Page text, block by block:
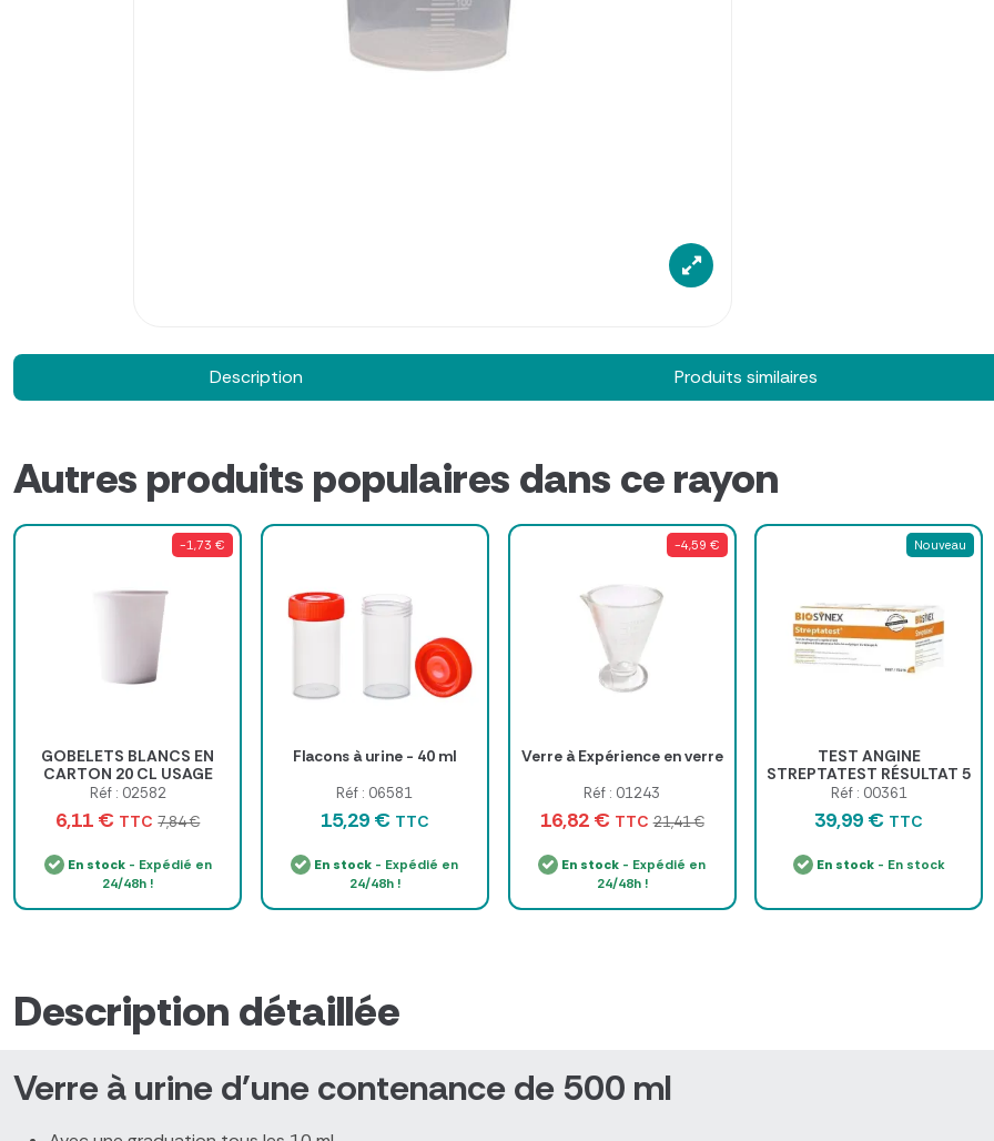
Description Produits similaires
Autres produits populaires dans ce rayon
-1,73 €
GOBELETS BLANCS EN
CARTON 20 CL USAGE
UNIQUE - sachet de 100
Réf : 02582
6,11 € TTC 7,84 €
En stock- Expédié en
24/48h !
Flacons à urine - 40 ml
Réf : 06581
15,29 € TTC
En stock - Expédié en
24/48h !
-4,59 €
Verre à Expérience en verre
Réf : 01243
16,82 € TTC 21,41 €
En stock - Expédié en
24/48h !
Nouveau
TEST ANGINE
STREPTATEST RÉSULTAT 5
MIN BIOSYNEX - boîte de
25 tests
Réf : 00361
39,99 € TTC
En stock- En stock
Description détaillée
Verre à urine d'une contenance de 500 ml